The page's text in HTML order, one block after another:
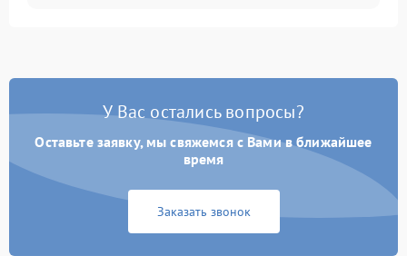
Замена платы управления 2200 ₽ Подробнее →
У Вас остались вопросы?
Оставьте заявку, мы свяжемся с Вами в ближайшее
время
Заказать звонок